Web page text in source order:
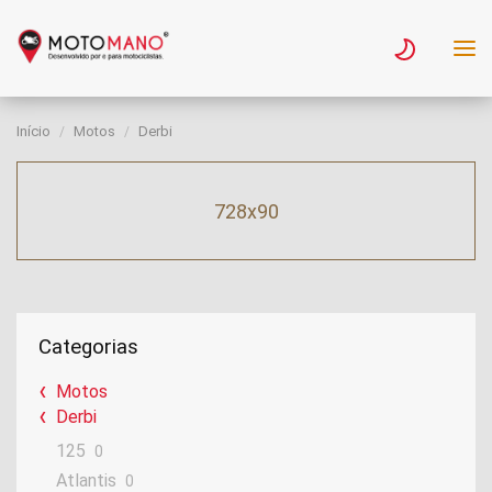
Início Motos Derbi
728x90
Categorias
Motos
Derbi
125
0
Atlantis 0